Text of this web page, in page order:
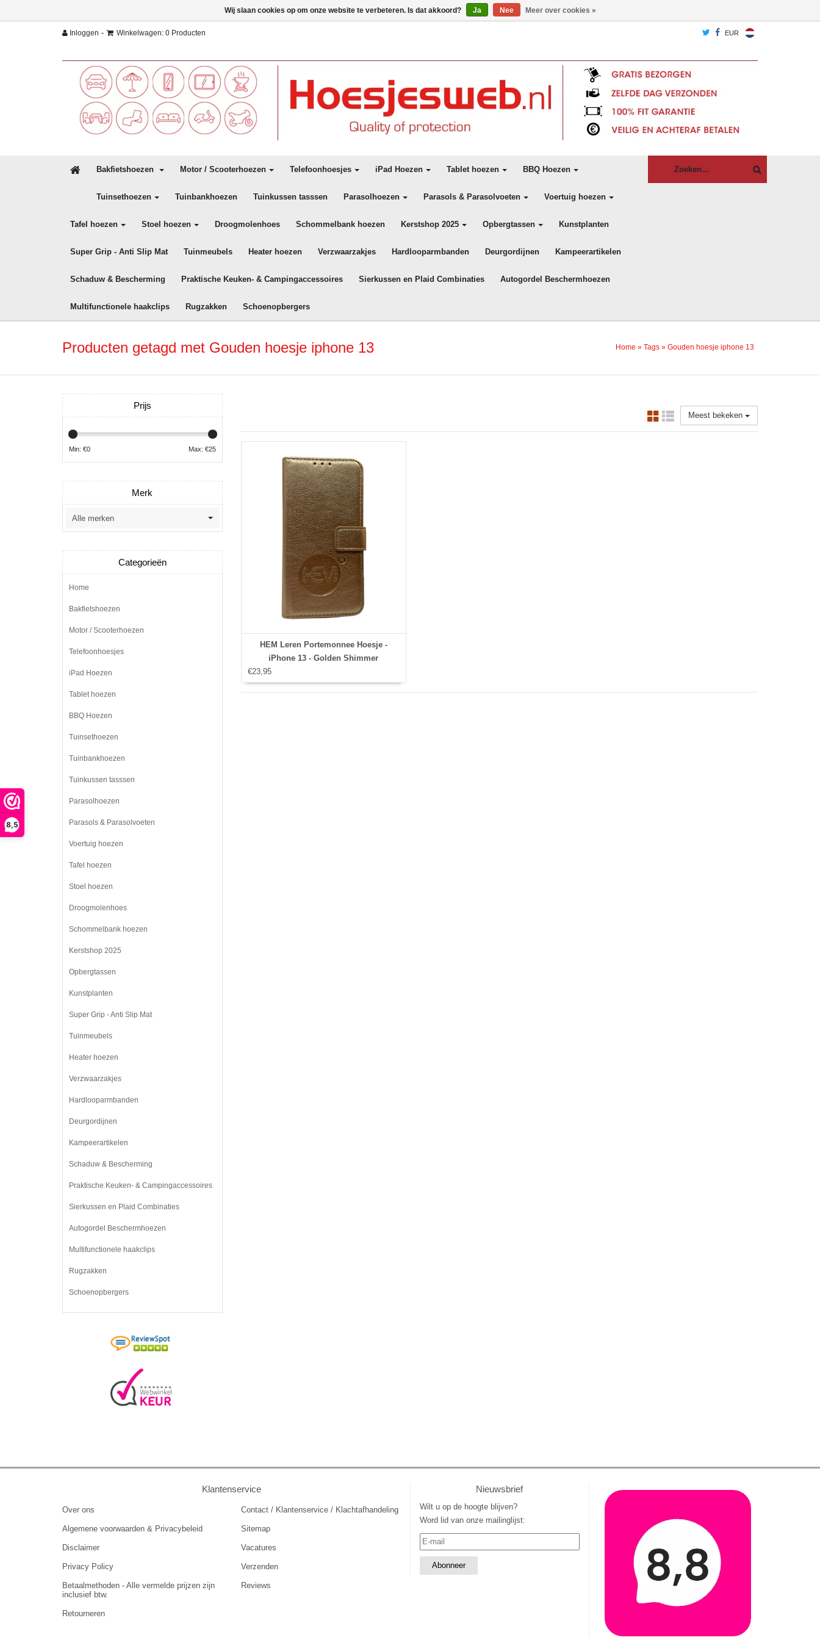
8,5
Inloggen - Winkelwagen: 0 Producten EUR
Bakfietshoezen Motor / Scooterhoezen Telefoonhoesjes iPad Hoezen Tablet hoezen BBQ Hoezen
Tuinsethoezen Tuinbankhoezen Tuinkussen tasssen Parasolhoezen Parasols & Parasolvoeten Voertuig hoezen
Tafel hoezen Stoel hoezen Droogmolenhoes Schommelbank hoezen Kerstshop 2025 Opbergtassen Kunstplanten
Super Grip - Anti Slip Mat Tuinmeubels Heater hoezen Verzwaarzakjes Hardlooparmbanden Deurgordijnen Kampeerartikelen
Schaduw & Bescherming Praktische Keuken- & Campingaccessoires Sierkussen en Plaid Combinaties Autogordel Beschermhoezen
Multifunctionele haakclips Rugzakken Schoenopbergers
Producten getagd met Gouden hoesje iphone 13 Home » Tags » Gouden hoesje iphone 13
Meest bekeken
HEM Leren Portemonnee Hoesje -
iPhone 13 - Golden Shimmer
€23,95
Prijs
Min: €0 Max: €25
Merk
Categorieën
Home
Bakfietshoezen
Motor / Scooterhoezen
Telefoonhoesjes
iPad Hoezen
Tablet hoezen
BBQ Hoezen
Tuinsethoezen
Tuinbankhoezen
Tuinkussen tasssen
Parasolhoezen
Parasols & Parasolvoeten
Voertuig hoezen
Tafel hoezen
Stoel hoezen
Droogmolenhoes
Schommelbank hoezen
Kerstshop 2025
Opbergtassen
Kunstplanten
Super Grip - Anti Slip Mat
Tuinmeubels
Heater hoezen
Verzwaarzakjes
Hardlooparmbanden
Deurgordijnen
Kampeerartikelen
Schaduw & Bescherming
Praktische Keuken- & Campingaccessoires
Sierkussen en Plaid Combinaties
Autogordel Beschermhoezen
Multifunctionele haakclips
Rugzakken
Schoenopbergers
Klantenservice
Over ons
Algemene voorwaarden & Privacybeleid
Disclaimer
Privacy Policy
Betaalmethoden - Alle vermelde prijzen zijn
inclusief btw.
Retourneren
Contact / Klantenservice / Klachtafhandeling
Sitemap
Vacatures
Verzenden
Reviews
Nieuwsbrief
Wilt u op de hoogte blijven?
Word lid van onze mailinglijst:
Wij slaan cookies op om onze website te verbeteren. Is dat akkoord? Ja Nee Meer over cookies »